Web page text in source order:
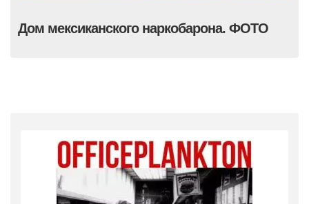
Дом мексиканского наркобарона. ФОТО